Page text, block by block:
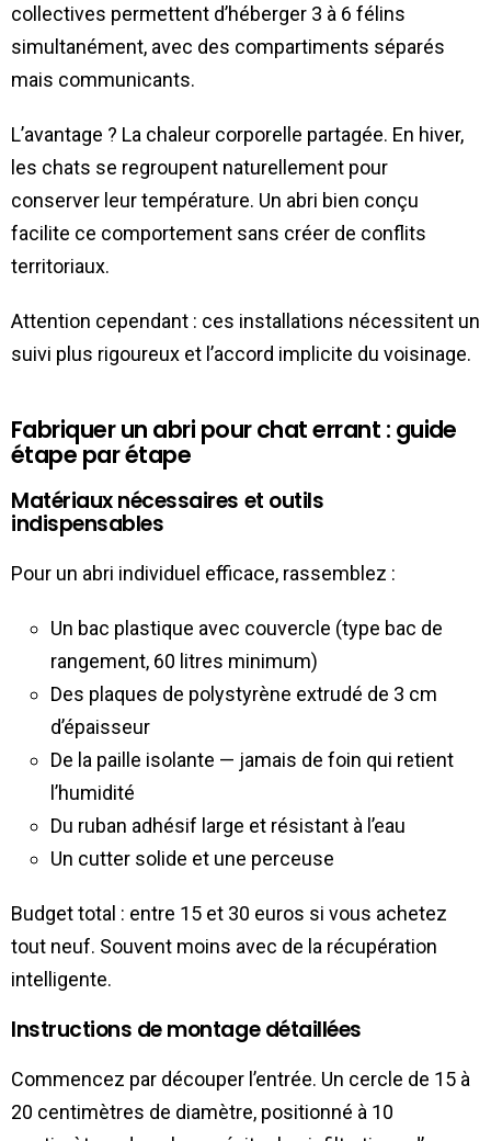
collectives permettent d’héberger 3 à 6 félins
simultanément, avec des compartiments séparés
mais communicants.
L’avantage ? La chaleur corporelle partagée. En hiver,
les chats se regroupent naturellement pour
conserver leur température. Un abri bien conçu
facilite ce comportement sans créer de conflits
territoriaux.
Attention cependant : ces installations nécessitent un
suivi plus rigoureux et l’accord implicite du voisinage.
Fabriquer un abri pour chat errant : guide
étape par étape
Matériaux nécessaires et outils
indispensables
Pour un abri individuel efficace, rassemblez :
Un bac plastique avec couvercle (type bac de
rangement, 60 litres minimum)
Des plaques de polystyrène extrudé de 3 cm
d’épaisseur
De la paille isolante — jamais de foin qui retient
l’humidité
Du ruban adhésif large et résistant à l’eau
Un cutter solide et une perceuse
Budget total : entre 15 et 30 euros si vous achetez
tout neuf. Souvent moins avec de la récupération
intelligente.
Instructions de montage détaillées
Commencez par découper l’entrée. Un cercle de 15 à
20 centimètres de diamètre, positionné à 10